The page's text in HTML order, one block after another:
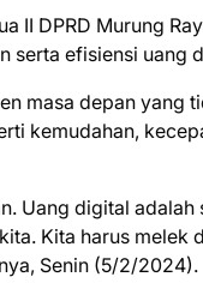
II DPRD Murung
serta efisiensi uang
masa depan yang
kemudahan,
Uang digital
Kita harus melek
Senin (5/2/2024).